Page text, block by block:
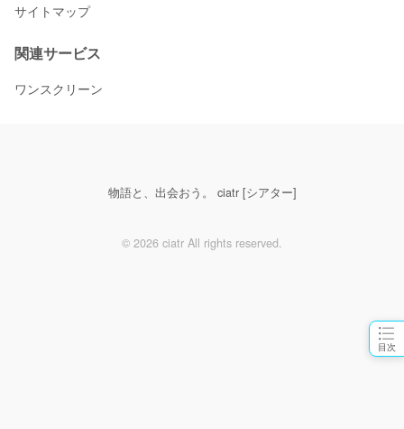
目次
サイトマップ
関連サービス
ワンスクリーン
物語と、出会おう。 ciatr [シアター]
© 2026 ciatr All rights reserved.